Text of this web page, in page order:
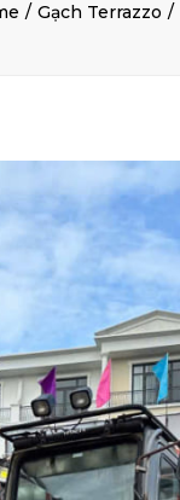
Gạch Terrazzo